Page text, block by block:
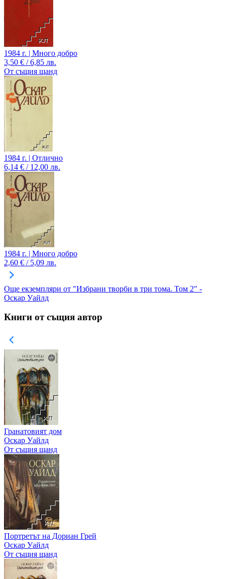
1984 г. | Много добро
3,50 € / 6,85 лв.
От същия щанд
1984 г. | Отлично
6,14 € / 12,00 лв.
1984 г. | Много добро
2,60 € / 5,09 лв.
Още екземпляри от "Избрани творби в три тома. Том 2" -
Оскар Уайлд
Книги от същия автор
Гранатовият дом
Оскар Уайлд
От същия щанд
Портретът на Дориан Грей
Оскар Уайлд
От същия щанд